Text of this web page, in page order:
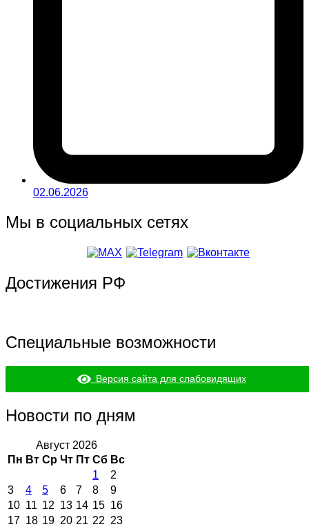
02.06.2026
Мы в социальных сетях
Достижения РФ
Специальные возможности
Версия сайта для слабовидящих
Новости по дням
Август 2026
Пн Вт Ср Чт Пт Сб Вс
1
2
3
4 5 6 7 8
9
10 11 12 13 14 15 16
17 18 19 20 21 22 23